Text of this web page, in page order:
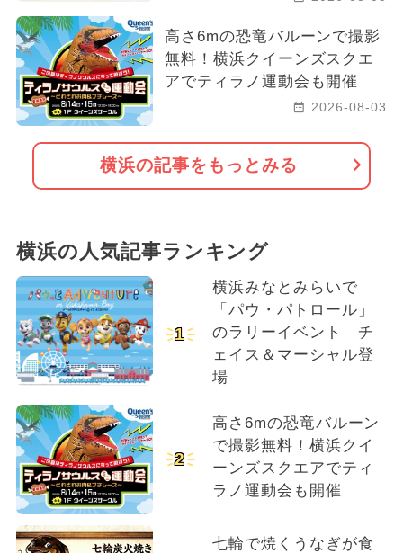
高さ6mの恐竜バルーンで撮影
無料！横浜クイーンズスクエ
アでティラノ運動会も開催
2026-08-03
横浜の記事をもっとみる
横浜の人気記事ランキング
1
横浜みなとみらいで
「パウ・パトロール」
のラリーイベント チ
ェイス＆マーシャル登
場
2
高さ6mの恐竜バルーン
で撮影無料！横浜クイ
ーンズスクエアでティ
ラノ運動会も開催
七輪で焼くうなぎが食